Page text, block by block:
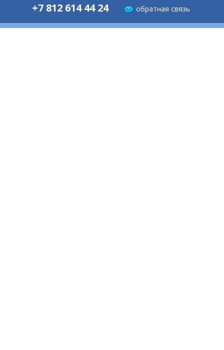
+7 812 614 44 24 обратная связь